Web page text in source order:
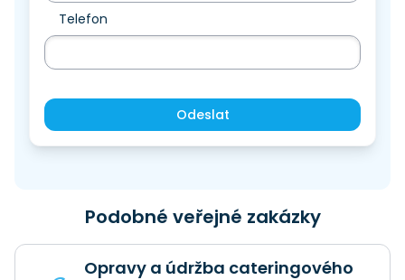
Telefon
Odeslat
Podobné veřejné zakázky
Opravy a údržba cateringového